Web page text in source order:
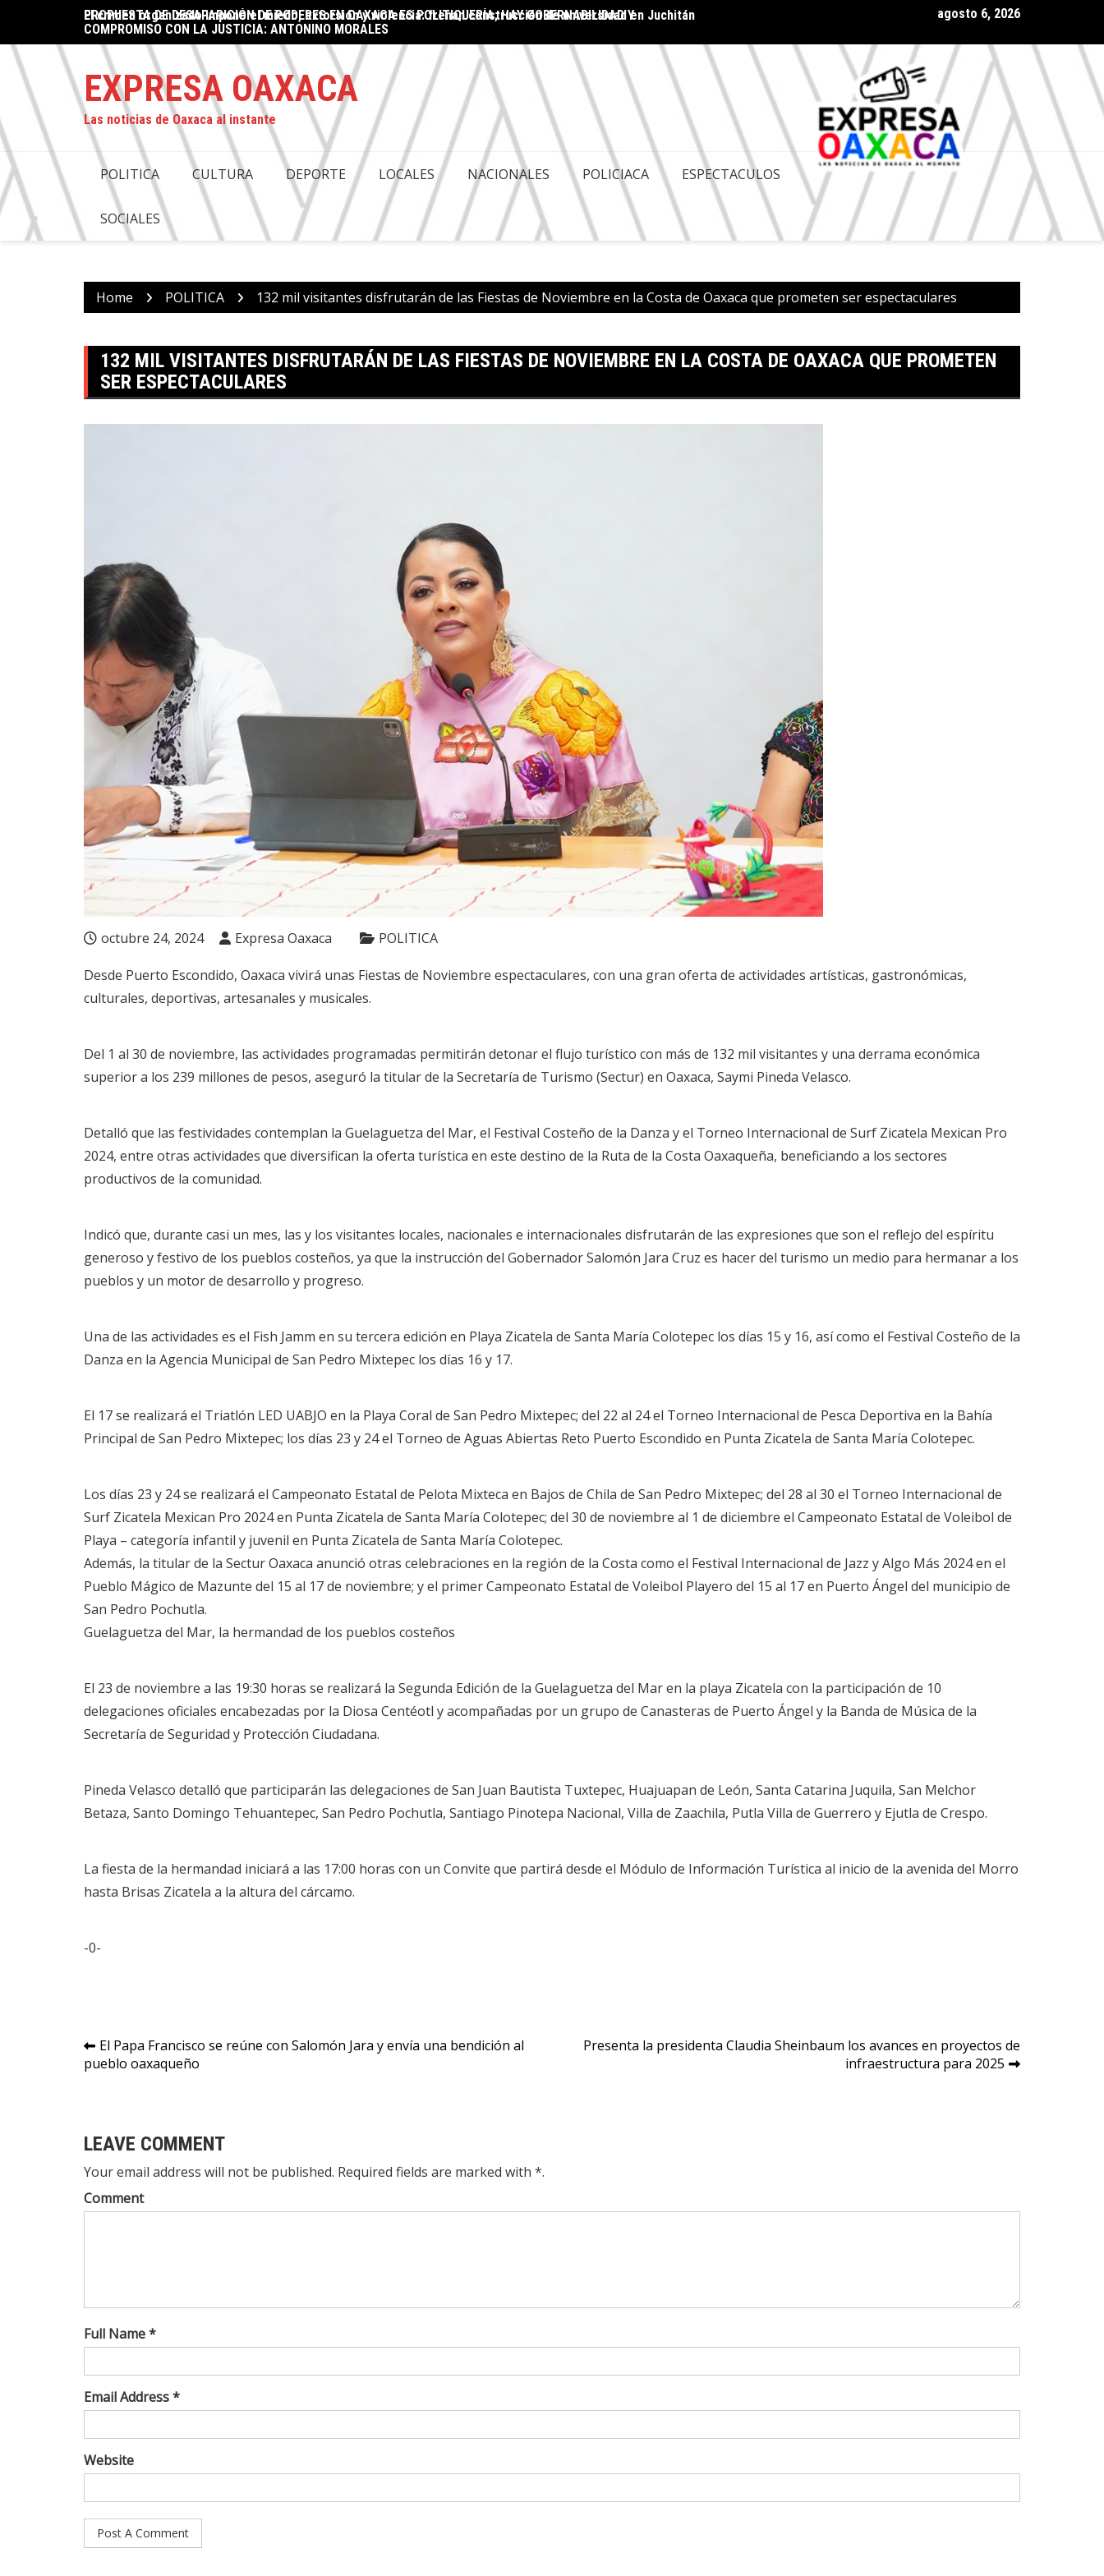
content
PROPUESTA DE DESAPARICIÓN DE PODERES EN OAXACA ES POLITIQUERÍA; HAY GOBERNABILIDAD Y
COMPROMISO CON LA JUSTICIA: ANTONINO MORALES
Oaxaca supera los 650 mdp de derrama económica en el marco de la Guelaguetza 2026 Destaca Antonino Morales respaldo de presidenta Claudia Sheinbaum
agosto 6, 2026
EXPRESA OAXACA
Las noticias de Oaxaca al instante
POLITICA CULTURA DEPORTE LOCALES NACIONALES POLICIACA ESPECTACULOS
SOCIALES
Home POLITICA 132 mil visitantes disfrutarán de las Fiestas de Noviembre en la Costa de Oaxaca que prometen ser espectaculares
132 MIL VISITANTES DISFRUTARÁN DE LAS FIESTAS DE NOVIEMBRE EN LA COSTA DE OAXACA QUE PROMETEN
SER ESPECTACULARES
octubre 24, 2024 Expresa Oaxaca POLITICA
Desde Puerto Escondido, Oaxaca vivirá unas Fiestas de Noviembre espectaculares, con una gran oferta de actividades artísticas, gastronómicas,
culturales, deportivas, artesanales y musicales.
Del 1 al 30 de noviembre, las actividades programadas permitirán detonar el flujo turístico con más de 132 mil visitantes y una derrama económica
superior a los 239 millones de pesos, aseguró la titular de la Secretaría de Turismo (Sectur) en Oaxaca, Saymi Pineda Velasco.
Detalló que las festividades contemplan la Guelaguetza del Mar, el Festival Costeño de la Danza y el Torneo Internacional de Surf Zicatela Mexican Pro
2024, entre otras actividades que diversifican la oferta turística en este destino de la Ruta de la Costa Oaxaqueña, beneficiando a los sectores
productivos de la comunidad.
Indicó que, durante casi un mes, las y los visitantes locales, nacionales e internacionales disfrutarán de las expresiones que son el reflejo del espíritu
generoso y festivo de los pueblos costeños, ya que la instrucción del Gobernador Salomón Jara Cruz es hacer del turismo un medio para hermanar a los
pueblos y un motor de desarrollo y progreso.
Una de las actividades es el Fish Jamm en su tercera edición en Playa Zicatela de Santa María Colotepec los días 15 y 16, así como el Festival Costeño de la
Danza en la Agencia Municipal de San Pedro Mixtepec los días 16 y 17.
El 17 se realizará el Triatlón LED UABJO en la Playa Coral de San Pedro Mixtepec; del 22 al 24 el Torneo Internacional de Pesca Deportiva en la Bahía
Principal de San Pedro Mixtepec; los días 23 y 24 el Torneo de Aguas Abiertas Reto Puerto Escondido en Punta Zicatela de Santa María Colotepec.
Los días 23 y 24 se realizará el Campeonato Estatal de Pelota Mixteca en Bajos de Chila de San Pedro Mixtepec; del 28 al 30 el Torneo Internacional de
Surf Zicatela Mexican Pro 2024 en Punta Zicatela de Santa María Colotepec; del 30 de noviembre al 1 de diciembre el Campeonato Estatal de Voleibol de
Playa – categoría infantil y juvenil en Punta Zicatela de Santa María Colotepec.
Además, la titular de la Sectur Oaxaca anunció otras celebraciones en la región de la Costa como el Festival Internacional de Jazz y Algo Más 2024 en el
Pueblo Mágico de Mazunte del 15 al 17 de noviembre; y el primer Campeonato Estatal de Voleibol Playero del 15 al 17 en Puerto Ángel del municipio de
San Pedro Pochutla.
Guelaguetza del Mar, la hermandad de los pueblos costeños
El 23 de noviembre a las 19:30 horas se realizará la Segunda Edición de la Guelaguetza del Mar en la playa Zicatela con la participación de 10
delegaciones oficiales encabezadas por la Diosa Centéotl y acompañadas por un grupo de Canasteras de Puerto Ángel y la Banda de Música de la
Secretaría de Seguridad y Protección Ciudadana.
Pineda Velasco detalló que participarán las delegaciones de San Juan Bautista Tuxtepec, Huajuapan de León, Santa Catarina Juquila, San Melchor
Betaza, Santo Domingo Tehuantepec, San Pedro Pochutla, Santiago Pinotepa Nacional, Villa de Zaachila, Putla Villa de Guerrero y Ejutla de Crespo.
La fiesta de la hermandad iniciará a las 17:00 horas con un Convite que partirá desde el Módulo de Información Turística al inicio de la avenida del Morro
hasta Brisas Zicatela a la altura del cárcamo.
-0-
Navegación
de
El Papa Francisco se reúne con Salomón Jara y envía una bendición al
pueblo oaxaqueño
Presenta la presidenta Claudia Sheinbaum los avances en proyectos de
infraestructura para 2025
LEAVE COMMENT
Your email address will not be published. Required fields are marked with *.
Comment
Full Name *
Email Address *
Website